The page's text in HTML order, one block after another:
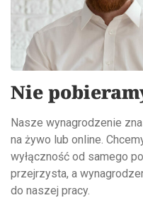
Nie
Nasze wynagrodzenie
na żywo lub online.
wyłączność od samego
przejrzysta, a
do naszej pracy.